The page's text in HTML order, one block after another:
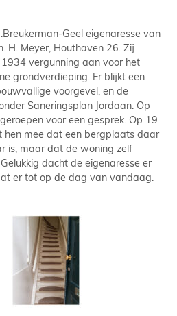
Geel eigenaresse van
H. Meyer, Houthaven 26. Zij
vergunning aan voor het
grondverdieping. Er blijkt een
voorgevel, en de
Saneringsplan Jordaan. Op
voor een gesprek. Op 19
hen mee dat een bergplaats daar
is, maar dat de woning zelf
dacht de eigenaresse er
er tot op de dag van vandaag.